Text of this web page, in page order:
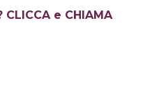
CLICCA e CHIAMA